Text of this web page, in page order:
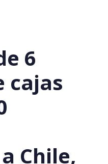
6
cajas
Chile,